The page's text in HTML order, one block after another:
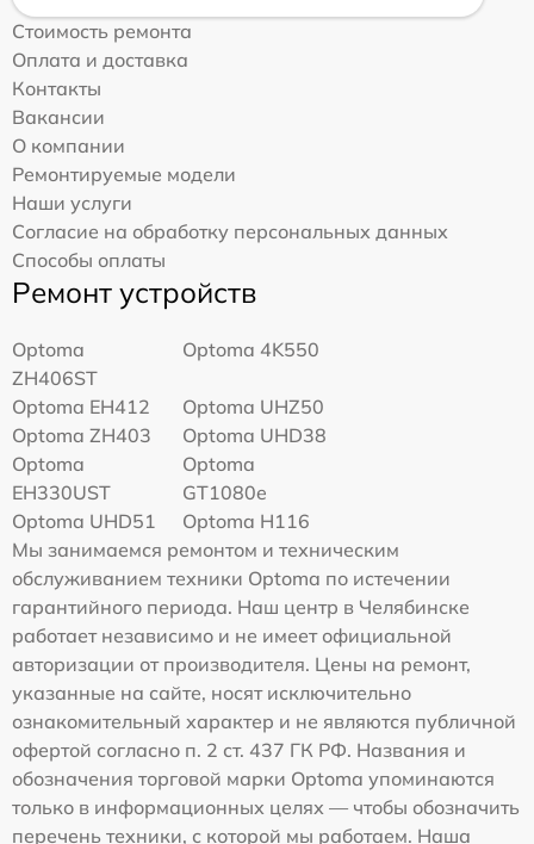
Стоимость ремонта
Оплата и доставка
Контакты
Вакансии
О компании
Ремонтируемые модели
Наши услуги
Согласие на обработку персональных данных
Способы оплаты
Ремонт устройств
Optoma
ZH406ST
Optoma 4K550
Optoma EH412
Optoma UHZ50
Optoma ZH403
Optoma UHD38
Optoma
EH330UST
Optoma
GT1080e
Optoma UHD51
Optoma H116
Мы занимаемся ремонтом и техническим
обслуживанием техники Optoma по истечении
гарантийного периода. Наш центр в Челябинске
работает независимо и не имеет официальной
авторизации от производителя. Цены на ремонт,
указанные на сайте, носят исключительно
ознакомительный характер и не являются публичной
офертой согласно п. 2 ст. 437 ГК РФ. Названия и
обозначения торговой марки Optoma упоминаются
только в информационных целях — чтобы обозначить
перечень техники, с которой мы работаем. Наша